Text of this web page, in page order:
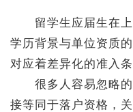
留学生应届生在上
学历背景与单位资质
对应着差异化的准入
很多人容易忽略的
接等同于落户资格，